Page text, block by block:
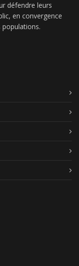
défendre leurs
en convergence
populations.